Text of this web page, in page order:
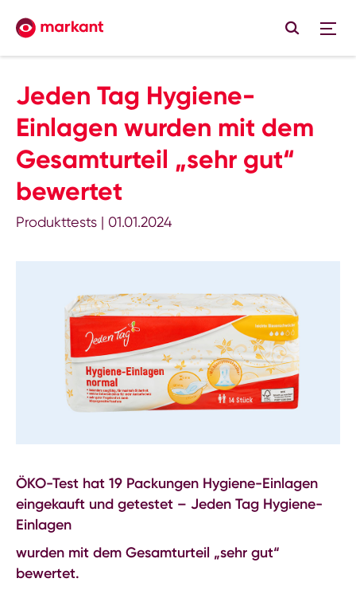
Jeden Tag Hygiene-
Einlagen wurden mit dem
Gesamturteil „sehr gut“
bewertet
Produkttests | 01.01.2024
ÖKO-Test hat 19 Packungen Hygiene-Einlagen
eingekauft und getestet – Jeden Tag Hygiene-
Einlagen
wurden mit dem Gesamturteil „sehr gut“
bewertet.